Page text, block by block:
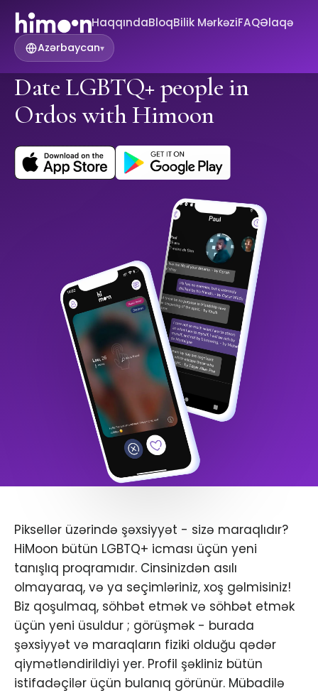
HaqqındaBloqBilik MərkəziFAQƏlaqə
Azərbaycan▾
Date LGBTQ+ people in
Ordos with Himoon
Piksellər üzərində şəxsiyyət - sizə maraqlıdır?
HiMoon bütün LGBTQ+ icması üçün yeni
tanışlıq proqramıdır. Cinsinizdən asılı
olmayaraq, və ya seçimləriniz, xoş gəlmisiniz!
Biz qoşulmaq, söhbət etmək və söhbət etmək
üçün yeni üsuldur ; görüşmək - burada
şəxsiyyət və maraqların fiziki olduğu qədər
qiymətləndirildiyi yer. Profil şəkliniz bütün
istifadəçilər üçün bulanıq görünür. Mübadilə